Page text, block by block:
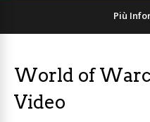
Più
World of
Video